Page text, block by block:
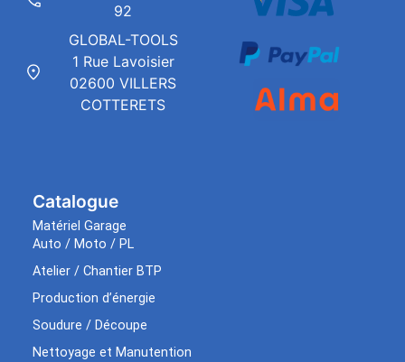
Catalogue
Matériel Garage
Auto / Moto / PL
Atelier / Chantier BTP
Production d’énergie
Soudure / Découpe
Nettoyage et Manutention
92
GLOBAL-TOOLS
1 Rue Lavoisier
02600 VILLERS
COTTERETS